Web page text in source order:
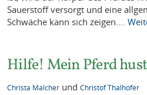
Sauerstoff versorgt und eine
Schwäche kann sich zeigen….
Hilfe! Mein Pferd
Christa Malcher undChristof Thalhofer